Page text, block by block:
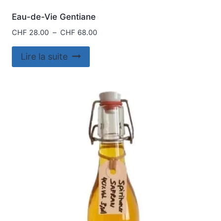
Eau-de-Vie Gentiane
CHF 28.00 – CHF 68.00Plage
Lire la suite